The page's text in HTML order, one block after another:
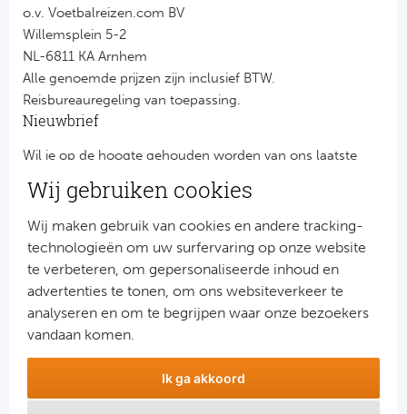
Wij gebruiken cookies
Wij maken gebruik van cookies en andere tracking-
technologieën om uw surfervaring op onze website
te verbeteren, om gepersonaliseerde inhoud en
advertenties te tonen, om ons websiteverkeer te
analyseren en om te begrijpen waar onze bezoekers
vandaan komen.
Ik ga akkoord
o.v. Voetbalreizen.com BV
Willemsplein 5-2
NL-6811 KA Arnhem
Alle genoemde prijzen zijn inclusief BTW.
Reisbureauregeling van toepassing.
Nieuwbrief
Wil je op de hoogte gehouden worden van ons laatste
Schrijf je dan nu in voor onze nieuwsbrief.
Jouw gegevens worden verwerkt volgens onzeprivacy
verklaring.